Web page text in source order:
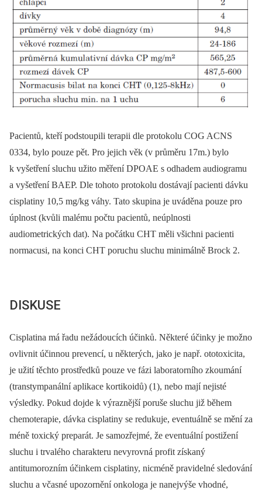
Pacientů, kteří podstoupili terapii dle protokolu COG ACNS
0334, bylo pouze pět. Pro jejich věk (v průměru 17m.) bylo
k vyšetření sluchu užito měření DPOAE s odhadem audiogramu
a vyšetření BAEP. Dle tohoto protokolu dostávají pacienti dávku
cisplatiny 10,5 mg/kg váhy. Tato skupina je uváděna pouze pro
úplnost (kvůli malému počtu pacientů, neúplnosti
audiometrických dat). Na počátku CHT měli všichni pacienti
normacusi, na konci CHT poruchu sluchu minimálně Brock 2.
DISKUSE
Cisplatina má řadu nežádoucích účinků. Některé účinky je možno
ovlivnit účinnou prevencí, u některých, jako je např. ototoxicita,
je užití těchto prostředků pouze ve fázi laboratorního zkoumání
(transtympanální aplikace kortikoidů) (1), nebo mají nejisté
výsledky. Pokud dojde k výraznější poruše sluchu již během
chemoterapie, dávka cisplatiny se redukuje, eventuálně se mění za
méně toxický preparát. Je samozřejmé, že eventuální postižení
sluchu i trvalého charakteru nevyrovná profit získaný
antitumorozním účinkem cisplatiny, nicméně pravidelné sledování
sluchu a včasné upozornění onkologa je nanejvýše vhodné,